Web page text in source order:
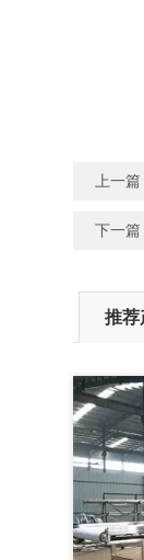
上一
下一篇
推荐